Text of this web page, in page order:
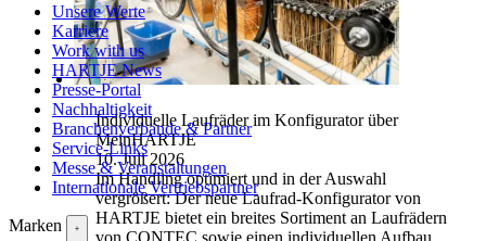
Individuelle Laufräder im Konfigurator über
MeinHARTJE
10. Juli 2026
Im Handling optimiert und in der Auswahl
vergrößert: Der neue Laufrad-Konfigurator von
HARTJE bietet ein breites Sortiment an Laufrädern
von CONTEC sowie einen individuellen Aufbau.
Unsere Werte
Karriere
Work with us
HARTJE News
Presse-Portal
Nachhaltigkeit
Branchenverbände & Partner
Service-Links
Messe & Veranstaltungen
Internationale Vertriebspartner
Marken